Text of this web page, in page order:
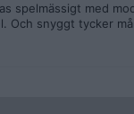
spelmässigt med
Och snyggt tycker